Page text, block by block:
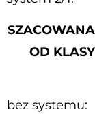
OD
bez systemu: